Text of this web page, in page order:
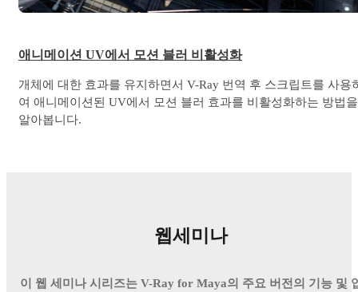
애니메이션 UV에서 모션 블러 비활성화
개체에 대한 효과를 유지하면서 V-Ray 번역 후 스크립트를 사용
여 애니메이션된 UV에서 모션 블러 효과를 비활성화하는 방법을
알아봅니다.
웹세미나
이 웹 세미나 시리즈는 V-Ray for Maya의 주요 버전의 기능 및